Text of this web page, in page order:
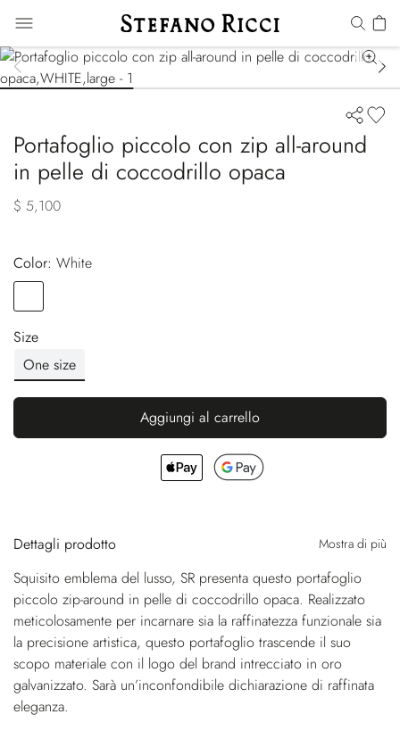
Portafoglio piccolo con zip all-around
in pelle di coccodrillo opaca
$ 5,100
Color:
white
Size
One size
Aggiungi al carrello
Dettagli prodotto Mostra di più
Squisito emblema del lusso, SR presenta questo portafoglio
piccolo zip-around in pelle di coccodrillo opaca. Realizzato
meticolosamente per incarnare sia la raffinatezza funzionale sia
la precisione artistica, questo portafoglio trascende il suo
scopo materiale con il logo del brand intrecciato in oro
galvanizzato. Sarà un’inconfondibile dichiarazione di raffinata
eleganza.